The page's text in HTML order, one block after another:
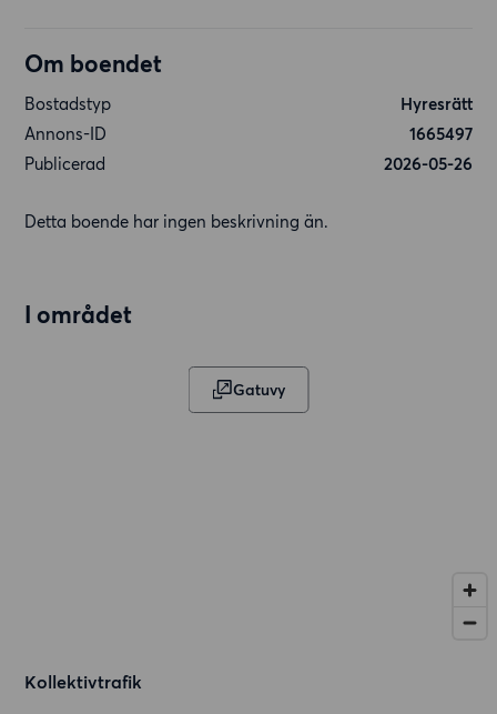
Om boendet
Bostadstyp
Hyresrätt
Annons-ID
1665497
Publicerad
2026-05-26
Detta boende har ingen beskrivning än.
I området
Gatuvy
Kollektivtrafik